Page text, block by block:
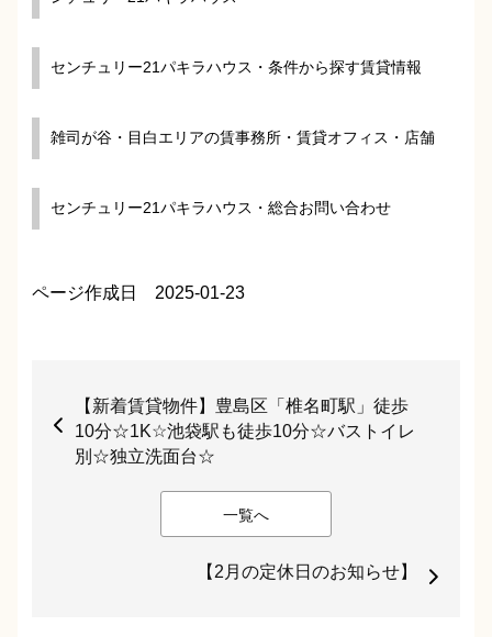
センチュリー21パキラハウス・条件から探す賃貸情報
雑司が谷・目白エリアの賃事務所・賃貸オフィス・店舗
センチュリー21パキラハウス・総合お問い合わせ
ページ作成日 2025-01-23
【新着賃貸物件】豊島区「椎名町駅」徒歩
10分☆1K☆池袋駅も徒歩10分☆バストイレ
別☆独立洗面台☆
一覧へ
【2月の定休日のお知らせ】